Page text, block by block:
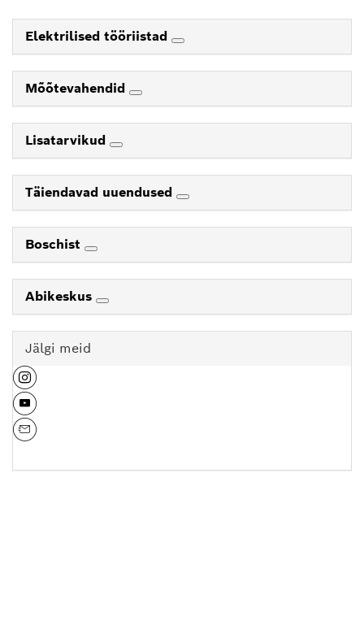
Elektrilised tööriistad
Mõõtevahendid
Lisatarvikud
Täiendavad uuendused
Boschist
Abikeskus
Jälgi meid